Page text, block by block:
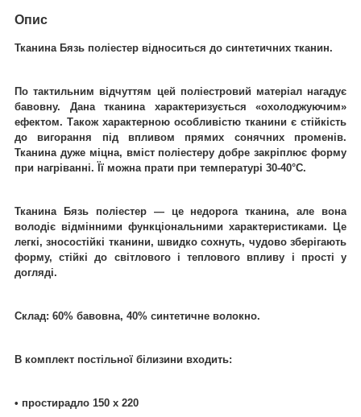
Опис
Тканина Бязь поліестер відноситься до синтетичних тканин.
По тактильним відчуттям цей поліестровий матеріал нагадує
бавовну. Дана тканина характеризується «охолоджуючим»
ефектом. Також характерною особливістю тканини є стійкість
до вигорання під впливом прямих сонячних променів.
Тканина дуже міцна, вміст поліестеру добре закріплює форму
при нагріванні. Її можна прати при температурі 30-40°C.
Тканина Бязь поліестер ― це недорога тканина, але вона
володіє відмінними функціональними характеристиками. Це
легкі, зносостійкі тканини, швидко сохнуть, чудово зберігають
форму, стійкі до світлового і теплового впливу і прості у
догляді.
Склад: 60% бавовна, 40% синтетичне волокно.
В комплект постільної білизини входить:
• простирадло 150 х 220